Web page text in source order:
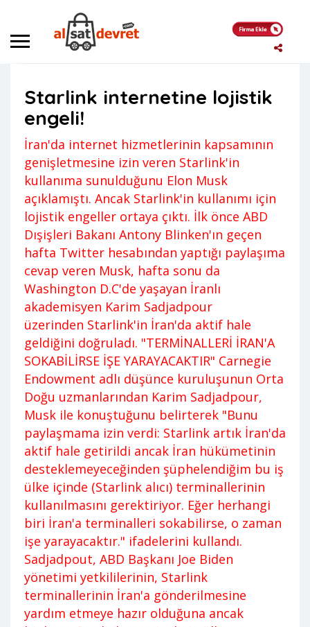
Haber , News
Yigit
Yorum yapılmamış
Starlink internetine lojistik
engeli!
İran'da internet hizmetlerinin kapsamının
genişletmesine izin veren Starlink'in
kullanıma sunulduğunu Elon Musk
açıklamıştı. Ancak Starlink'in kullanımı için
lojistik engeller ortaya çıktı. İlk önce ABD
Dışişleri Bakanı Antony Blinken'ın geçen
hafta Twitter hesabından yaptığı paylaşıma
cevap veren Musk, hafta sonu da
Washington D.C'de yaşayan İranlı
akademisyen Karim Sadjadpour
üzerinden Starlink'in İran'da aktif hale
geldiğini doğruladı. "TERMİNALLERİ İRAN'A
SOKABİLİRSE İŞE YARAYACAKTIR" Carnegie
Endowment adlı düşünce kuruluşunun Orta
Doğu uzmanlarından Karim Sadjadpour,
Musk ile konuştuğunu belirterek "Bunu
paylaşmama izin verdi: Starlink artık İran'da
aktif hale getirildi ancak İran hükümetinin
desteklemeyeceğinden şüphelendiğim bu iş
ülke içinde (Starlink alıcı) terminallerinin
kullanılmasını gerektiriyor. Eğer herhangi
biri İran'a terminalleri sokabilirse, o zaman
işe yarayacaktır." ifadelerini kullandı.
Sadjadpout, ABD Başkanı Joe Biden
yönetimi yetkililerinin, Starlink
terminallerinin İran'a gönderilmesine
yardım etmeye hazır olduğuna ancak